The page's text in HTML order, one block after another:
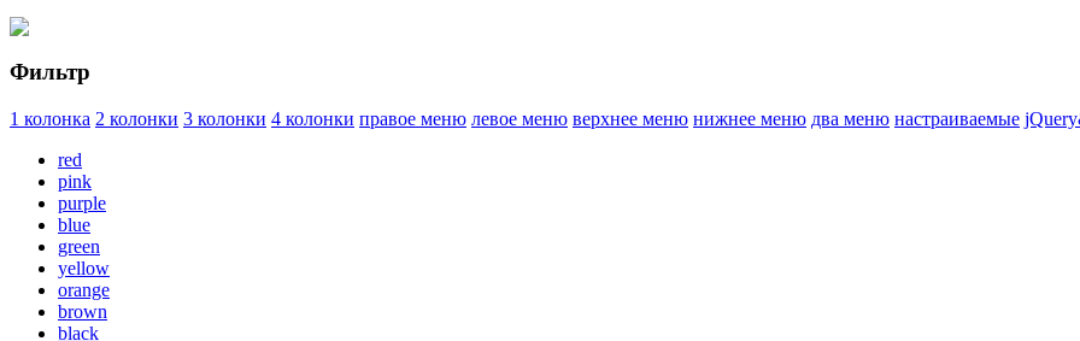
Фильтр
1 колонка 2 колонки 3 колонки 4 колонки правое меню левое меню верхнее меню нижнее меню два меню настраиваемые
red
pink
purple
blue
green
yellow
orange
brown
black